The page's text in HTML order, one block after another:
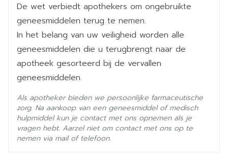
Actieve
Ingrediënten
brimonidine tartraat
Behoud
Kamertemperatuur (15°C -
25°C)
De wet verbiedt apothekers om ongebruikte
geneesmiddelen terug te nemen.
In het belang van uw veiligheid worden alle
geneesmiddelen die u terugbrengt naar de
apotheek gesorteerd bij de vervallen
geneesmiddelen.
Als apotheker bieden we persoonlijke farmaceutische
zorg. Na aankoop van een geneesmiddel of medisch
hulpmiddel kun je contact met ons opnemen als je
vragen hebt. Aarzel niet om contact met ons op te
nemen via mail of telefoon.